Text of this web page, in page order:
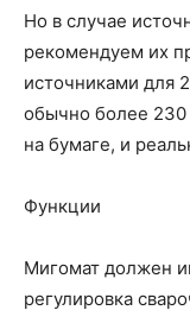
Но в случае
рекомендуем их
источниками для
обычно более
на бумаге, и
Функции
Мигомат должен
регулировка